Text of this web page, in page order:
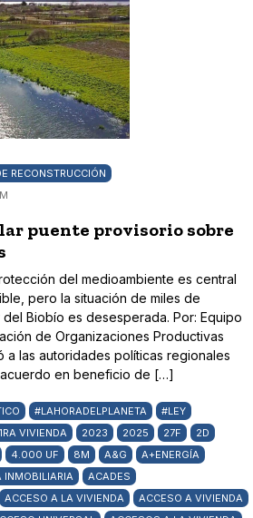
RECONSTRUCCIÓN
puente provisorio sobre
del medioambiente es central
pero la situación de miles de
Biobío es desesperada. Por: Equipo
de Organizaciones Productivas
a las autoridades políticas regionales
en beneficio de […]
#LAHORADELPLANETA
#LEY
1RA VIVIENDA 2023 2025 27F
2D
4.000 UF 8M A&G
A+ENERGÍA
INMOBILIARIA
ACADES
ACCESO A LA VIVIENDA
ACCESO A VIVIENDA